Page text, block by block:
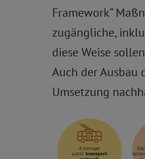
Framework“
zugängliche,
diese Weise
Auch der Ausbau
Umsetzung